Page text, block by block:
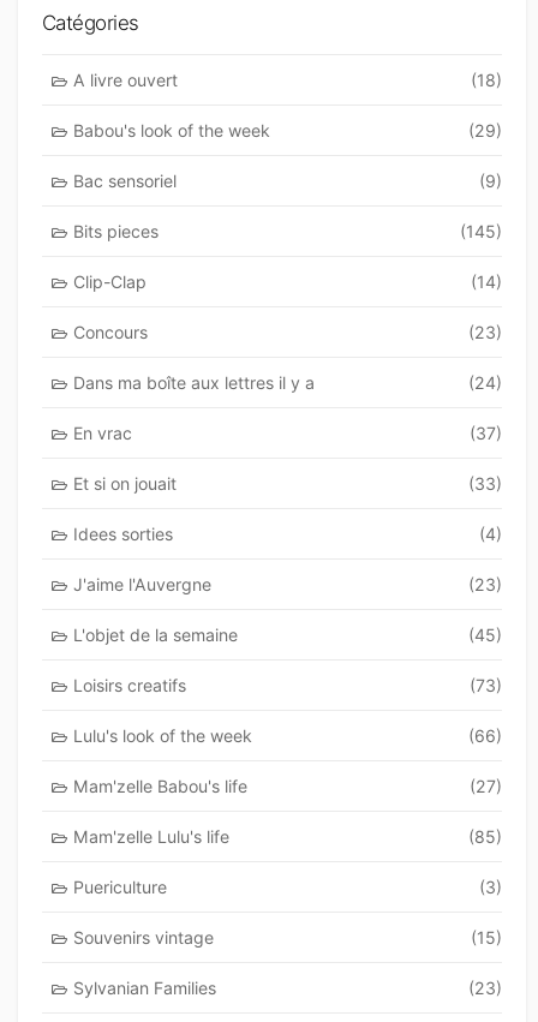
Catégories
A livre ouvert (18)
Babou's look of the week (29)
Bac sensoriel (9)
Bits pieces (145)
Clip-Clap (14)
Concours (23)
Dans ma boîte aux lettres il y a (24)
En vrac (37)
Et si on jouait (33)
Idees sorties (4)
J'aime l'Auvergne (23)
L'objet de la semaine (45)
Loisirs creatifs (73)
Lulu's look of the week (66)
Mam'zelle Babou's life (27)
Mam'zelle Lulu's life (85)
Puericulture (3)
Souvenirs vintage (15)
Sylvanian Families (23)